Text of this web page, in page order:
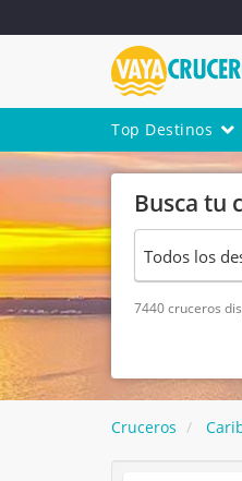
Top Destinos
Busca tu
7440 cruceros
Cruceros